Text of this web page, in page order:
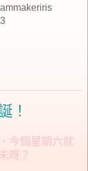
！
今個星期六就
呀？